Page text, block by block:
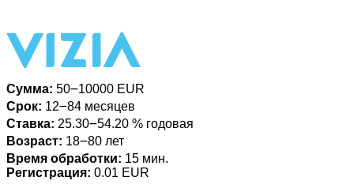
Сумма: 50౼10000 EUR
Срок: 12౼84 месяцев
Ставка: 25.30౼54.20 % годовая
Возраст: 18౼80 лет
Время обработки: 15 мин.
Регистрация: 0.01 EUR